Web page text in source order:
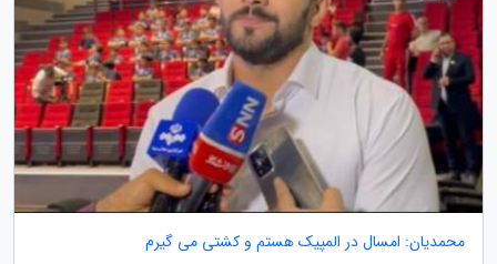
محمدیان: امسال در المپیک هستم و کشتی می گیرم